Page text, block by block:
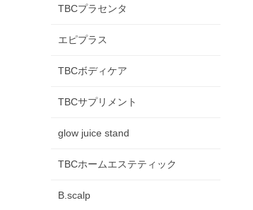
TBCプラセンタ
エピプラス
TBCボディケア
TBCサプリメント
glow juice stand
TBCホームエステティック
B.scalp